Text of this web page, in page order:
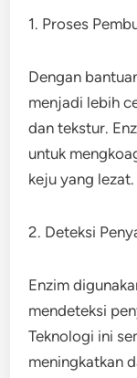
1. Proses
Dengan
menjadi lebih
dan tekstur.
untuk
keju yang lezat.
2. Deteksi
Enzim
mendeteksi
Teknologi ini
meningkatkan